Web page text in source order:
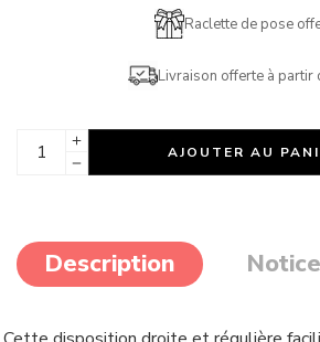
Raclette de pose
Livraison offerte à partir
AJOUTER AU
Description